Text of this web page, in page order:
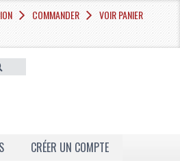
COMMANDER VOIR PANIER
CRÉER UN COMPTE